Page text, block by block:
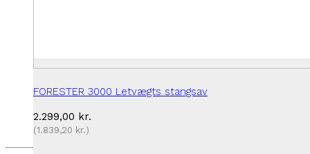
FORESTER 3000 Letvægts stangsav
2.299,00 kr.
(1.839,20 kr.)